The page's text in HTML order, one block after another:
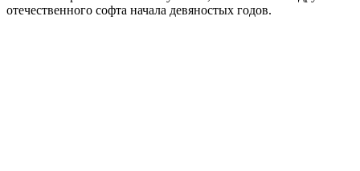
отечественного софта начала девяностых годов.